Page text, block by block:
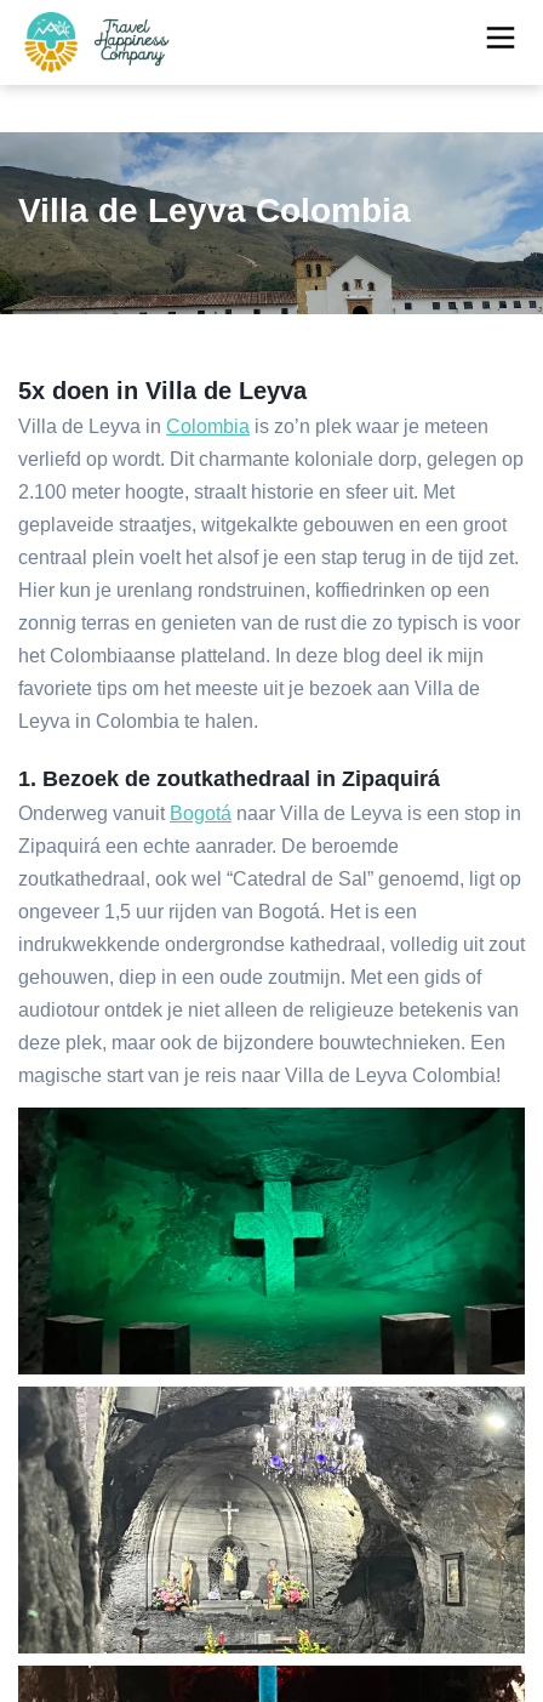
Villa de Leyva Colombia
5x doen in Villa de Leyva
Villa de Leyva in Colombia is zo’n plek waar je meteen
verliefd op wordt. Dit charmante koloniale dorp, gelegen op
2.100 meter hoogte, straalt historie en sfeer uit. Met
geplaveide straatjes, witgekalkte gebouwen en een groot
centraal plein voelt het alsof je een stap terug in de tijd zet.
Hier kun je urenlang rondstruinen, koffiedrinken op een
zonnig terras en genieten van de rust die zo typisch is voor
het Colombiaanse platteland. In deze blog deel ik mijn
favoriete tips om het meeste uit je bezoek aan Villa de
Leyva in Colombia te halen.
1. Bezoek de zoutkathedraal in Zipaquirá
Onderweg vanuit Bogotá naar Villa de Leyva is een stop in
Zipaquirá een echte aanrader. De beroemde
zoutkathedraal, ook wel “Catedral de Sal” genoemd, ligt op
ongeveer 1,5 uur rijden van Bogotá. Het is een
indrukwekkende ondergrondse kathedraal, volledig uit zout
gehouwen, diep in een oude zoutmijn. Met een gids of
audiotour ontdek je niet alleen de religieuze betekenis van
deze plek, maar ook de bijzondere bouwtechnieken. Een
magische start van je reis naar Villa de Leyva Colombia!